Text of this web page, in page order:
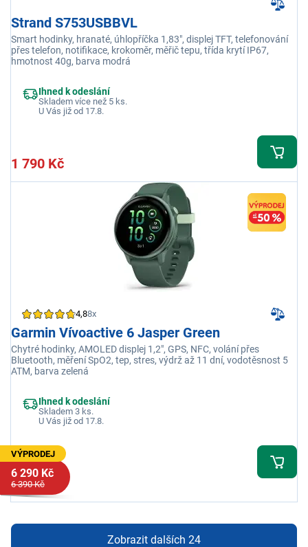
Strand S753USBBVL
Smart hodinky, hranaté, úhlopříčka 1,83", displej TFT, telefonování
přes telefon, notifikace, krokoměr, měřič tepu, třída krytí IP67,
hmotnost 40g, barva modrá
Ihned k odeslání
Skladem více než 5 ks.
U Vás již od 17.8.
1 790 Kč
4,88x
Garmin Vívoactive 6 Jasper Green
Chytré hodinky, AMOLED displej 1,2", GPS, NFC, volání přes
Bluetooth, měření SpO2, tep, stres, výdrž až 11 dní, vodotěsnost 5
ATM, barva zelená
Ihned k odeslání
Skladem 3 ks.
U Vás již od 17.8.
VÝPRODEJ
6 290 Kč
6 390 Kč
Zobrazit dalších 24